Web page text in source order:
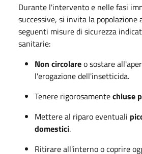
Durante l'intervento e nelle fasi
successive, si invita la popolazione
seguenti misure di sicurezza
sanitarie:
Non circolareo sostare
l'erogazione dell'insetticida.
Tenere rigorosamentechiuse
Mettere al riparo eventuali
domestici.
Ritirare all'interno o coprire